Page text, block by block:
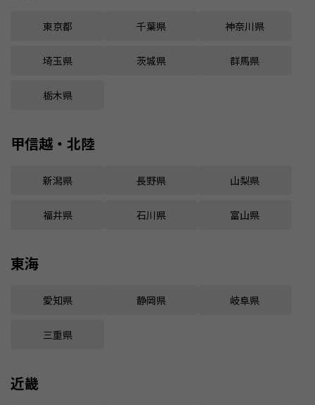
東京都 千葉県 神奈川県
埼玉県 茨城県 群馬県
栃木県
甲信越・北陸
新潟県 長野県 山梨県
福井県 石川県 富山県
東海
愛知県 静岡県 岐阜県
三重県
近畿